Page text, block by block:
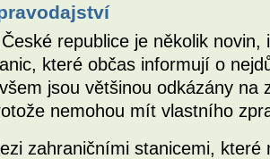
republice je několik
které občas informují o
jsou většinou odkázány na
nemohou mít vlastního
zahraničními stanicemi,